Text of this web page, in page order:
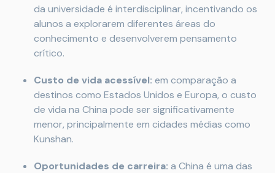
da universidade é interdisciplinar, incentivando os
alunos a explorarem diferentes áreas do
conhecimento e desenvolverem pensamento
crítico.
Custo de vida acessível: em comparação a
destinos como Estados Unidos e Europa, o custo
de vida na China pode ser significativamente
menor, principalmente em cidades médias como
Kunshan.
Oportunidades de carreira: a China é uma das